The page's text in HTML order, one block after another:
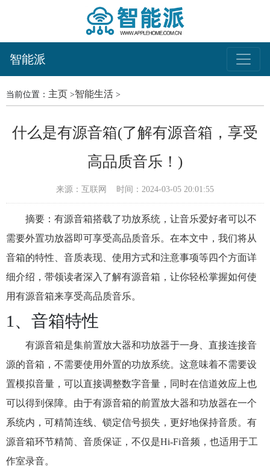
智能派
当前位置： 主页 >智能生活 >
什么是有源音箱(了解有源音箱，享受
高品质音乐！)
来源：互联网 时间：2024-03-05 20:01:55
摘要：有源音箱搭载了功放系统，让音乐爱好者可以不
需要外置功放器即可享受高品质音乐。在本文中，我们将从
音箱的特性、音质表现、使用方式和注意事项等四个方面详
细介绍，带领读者深入了解有源音箱，让你轻松掌握如何使
用有源音箱来享受高品质音乐。
1、音箱特性
有源音箱是集前置放大器和功放器于一身、直接连接音
源的音箱，不需要使用外置的功放系统。这意味着不需要设
置模拟音量，可以直接调整数字音量，同时在信道效应上也
可以得到保障。由于有源音箱的前置放大器和功放器在一个
系统内，可精简连线、锁定信号损失，更好地保持音质。有
源音箱环节精简、音质保证，不仅是Hi-Fi音频，也适用于工
作室录音。